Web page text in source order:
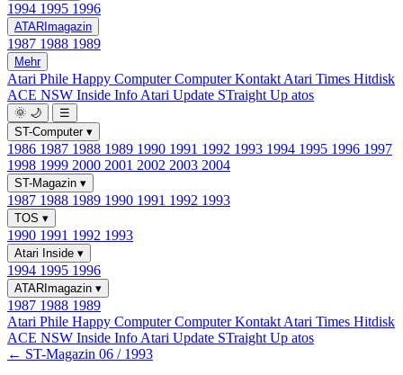
1994 1995 1996
ATARImagazin
1987 1988 1989
Mehr
Atari Phile Happy ComputerComputer Kontakt Atari Times Hitdisk
ACE NSW Inside Info Atari Update STraight Up atos
🌞 🌙
☰
ST-Computer ▾
1986 1987 1988 1989 1990 1991 1992 1993 1994 1995 1996 1997
1998 1999 2000 2001 2002 2003 2004
ST-Magazin ▾
1987 1988 1989 1990 1991 1992 1993
TOS ▾
1990 1991 1992 1993
Atari Inside ▾
1994 1995 1996
ATARImagazin ▾
1987 1988 1989
Atari Phile Happy ComputerComputer Kontakt Atari Times Hitdisk
ACE NSW Inside Info Atari Update STraight Up atos
← ST-Magazin 06 / 1993